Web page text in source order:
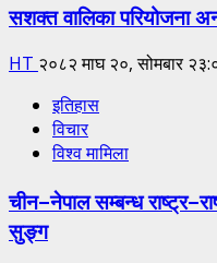
सशक्त वालिका परियोजना
HT २०८२ माघ २०, सोमबार
इतिहास
विचार
विश्व मामिला
चीन–नेपाल सम्बन्ध
सुङ्ग